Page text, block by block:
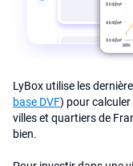
LyBox utilise les
base DVF) pour calculer
villes et quartiers de
bien.